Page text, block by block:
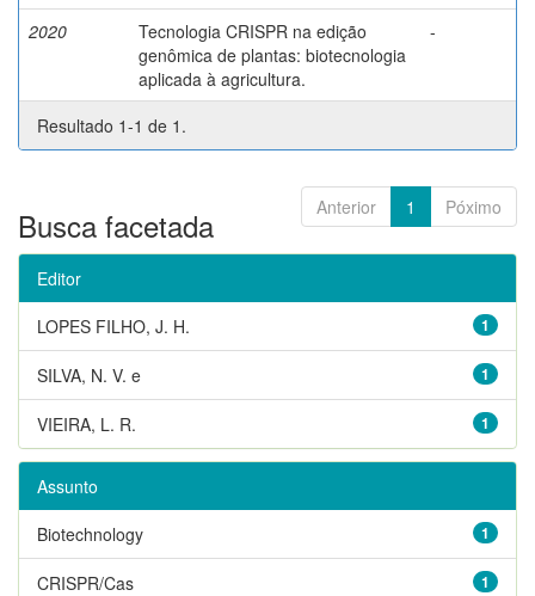
2020
Tecnologia CRISPR na edição
genômica de plantas: biotecnologia
aplicada à agricultura.
-
Resultado 1-1 de 1.
Anterior 1 Póximo
Busca facetada
Editor
1
LOPES FILHO, J. H.
1
SILVA, N. V. e
1
VIEIRA, L. R.
Assunto
1
Biotechnology
1
CRISPR/Cas